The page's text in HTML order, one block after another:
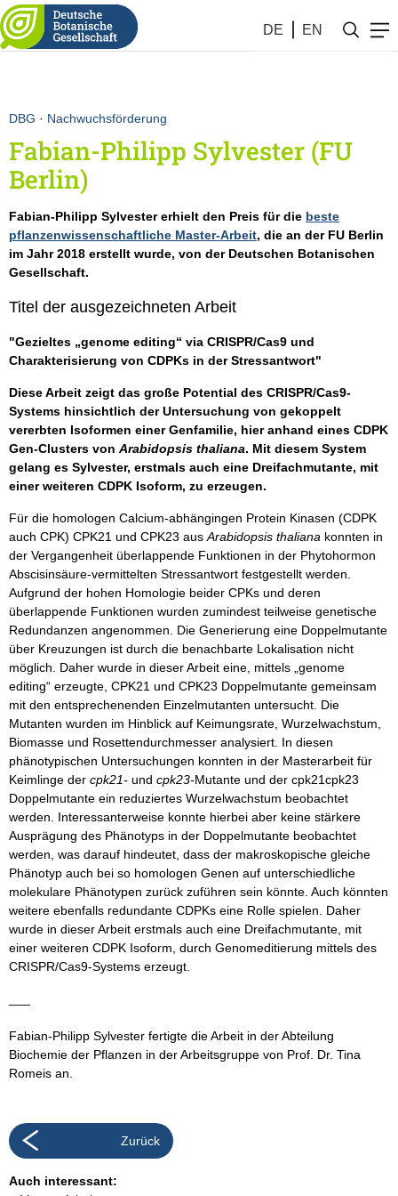
DE EN
DBG · Nachwuchsförderung
Fabian-Philipp Sylvester (FU
Berlin)
Fabian-Philipp Sylvester erhielt den Preis für die beste
pflanzenwissenschaftliche Master-Arbeit, die an der FU Berlin
im Jahr 2018 erstellt wurde, von der Deutschen Botanischen
Gesellschaft.
Titel der ausgezeichneten Arbeit
"Gezieltes „genome editing“ via CRISPR/Cas9 und
Charakterisierung von CDPKs in der Stressantwort"
Diese Arbeit zeigt das große Potential des CRISPR/Cas9-
Systems hinsichtlich der Untersuchung von gekoppelt
vererbten Isoformen einer Genfamilie, hier anhand eines CDPK
Gen-Clusters von Arabidopsis thaliana. Mit diesem System
gelang es Sylvester, erstmals auch eine Dreifachmutante, mit
einer weiteren CDPK Isoform, zu erzeugen.
Für die homologen Calcium-abhängingen Protein Kinasen (CDPK
auch CPK) CPK21 und CPK23 aus Arabidopsis thaliana konnten in
der Vergangenheit überlappende Funktionen in der Phytohormon
Abscisinsäure-vermittelten Stressantwort festgestellt werden.
Aufgrund der hohen Homologie beider CPKs und deren
überlappende Funktionen wurden zumindest teilweise genetische
Redundanzen angenommen. Die Generierung eine Doppelmutante
über Kreuzungen ist durch die benachbarte Lokalisation nicht
möglich. Daher wurde in dieser Arbeit eine, mittels „genome
editing“ erzeugte, CPK21 und CPK23 Doppelmutante gemeinsam
mit den entsprechenenden Einzelmutanten untersucht. Die
Mutanten wurden im Hinblick auf Keimungsrate, Wurzelwachstum,
Biomasse und Rosettendurchmesser analysiert. In diesen
phänotypischen Untersuchungen konnten in der Masterarbeit für
Keimlinge der cpk21- und cpk23-Mutante und der cpk21cpk23
Doppelmutante ein reduziertes Wurzelwachstum beobachtet
werden. Interessanterweise konnte hierbei aber keine stärkere
Ausprägung des Phänotyps in der Doppelmutante beobachtet
werden, was darauf hindeutet, dass der makroskopische gleiche
Phänotyp auch bei so homologen Genen auf unterschiedliche
molekulare Phänotypen zurück zuführen sein könnte. Auch könnten
weitere ebenfalls redundante CDPKs eine Rolle spielen. Daher
wurde in dieser Arbeit erstmals auch eine Dreifachmutante, mit
einer weiteren CDPK Isoform, durch Genomeditierung mittels des
CRISPR/Cas9-Systems erzeugt.
Fabian-Philipp Sylvester fertigte die Arbeit in der Abteilung
Biochemie der Pflanzen in der Arbeitsgruppe von Prof. Dr. Tina
Romeis an.
Zurück
Auch interessant: